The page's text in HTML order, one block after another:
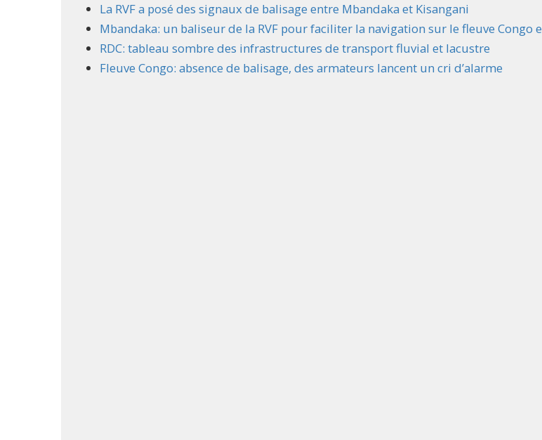
La RVF a posé des signaux de balisage entre Mbandaka et Kisangani
Mbandaka: un baliseur de la RVF pour faciliter la navigation sur le fleuve Congo
RDC: tableau sombre des infrastructures de transport fluvial et lacustre
Fleuve Congo: absence de balisage, des armateurs lancent un cri d’alarme